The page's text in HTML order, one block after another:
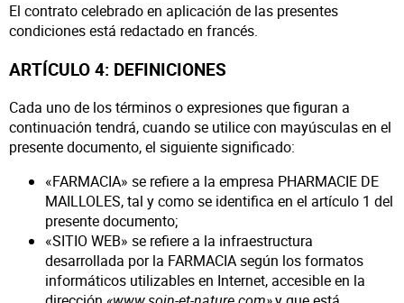
El contrato celebrado en aplicación de las presentes
condiciones está redactado en francés.
ARTÍCULO 4: DEFINICIONES
Cada uno de los términos o expresiones que figuran a
continuación tendrá, cuando se utilice con mayúsculas en el
presente documento, el siguiente significado:
«FARMACIA» se refiere a la empresa PHARMACIE DE
MAILLOLES, tal y como se identifica en el artículo 1 del
presente documento;
«SITIO WEB» se refiere a la infraestructura
desarrollada por la FARMACIA según los formatos
informáticos utilizables en Internet, accesible en la